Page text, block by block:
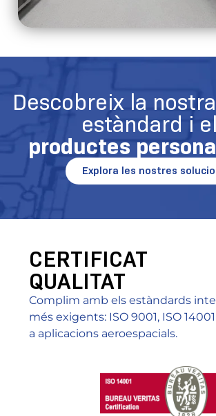
Descobreix la
estàndard i
productes
Explora les nostres
CERTIFICAT
QUALITAT
Complim amb els estàndards
més exigents: ISO 9001, ISO
a aplicacions aeroespacials.